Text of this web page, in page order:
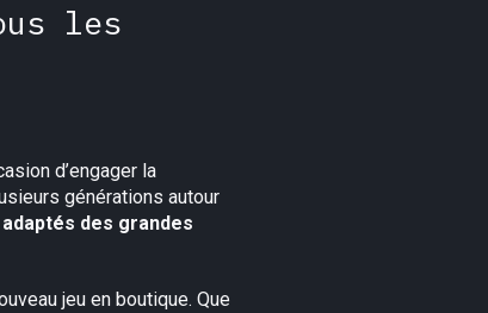
les
d’engager la
générations autour
des grandes
jeu en boutique. Que